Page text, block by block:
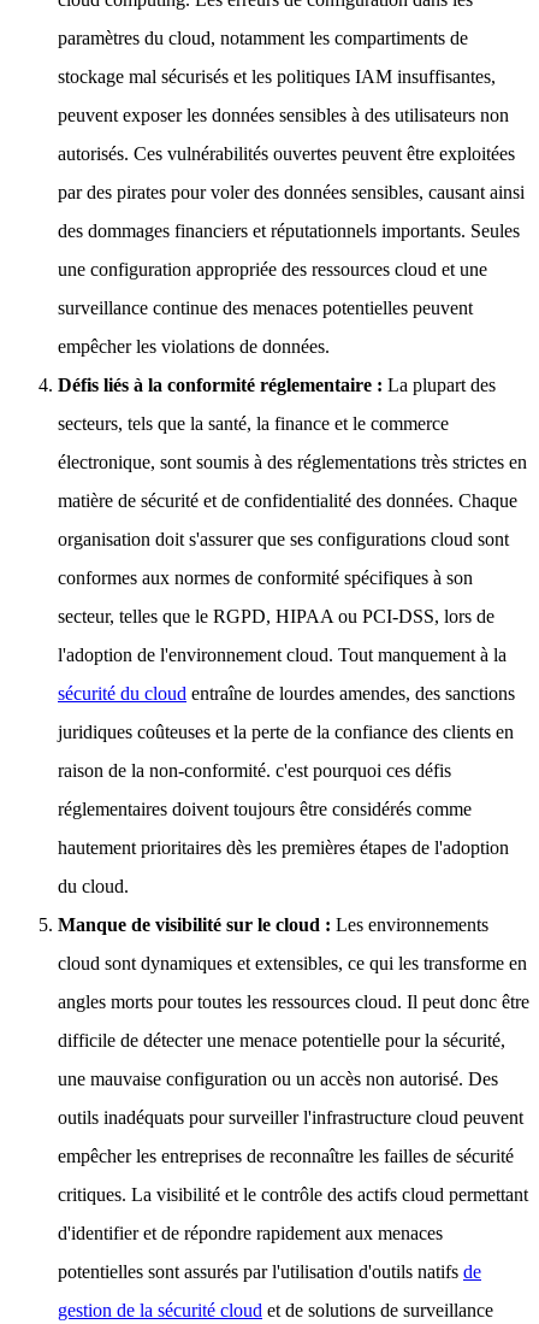
paramètres du cloud, notamment les compartiments de
stockage mal sécurisés et les politiques IAM insuffisantes,
peuvent exposer les données sensibles à des utilisateurs non
autorisés. Ces vulnérabilités ouvertes peuvent être exploitées
par des pirates pour voler des données sensibles, causant ainsi
des dommages financiers et réputationnels importants. Seules
une configuration appropriée des ressources cloud et une
surveillance continue des menaces potentielles peuvent
empêcher les violations de données.
Défis liés à la conformité réglementaire : La plupart des
secteurs, tels que la santé, la finance et le commerce
électronique, sont soumis à des réglementations très strictes en
matière de sécurité et de confidentialité des données. Chaque
organisation doit s'assurer que ses configurations cloud sont
conformes aux normes de conformité spécifiques à son
secteur, telles que le RGPD, HIPAA ou PCI-DSS, lors de
l'adoption de l'environnement cloud. Tout manquement à la
sécurité du cloud entraîne de lourdes amendes, des sanctions
juridiques coûteuses et la perte de la confiance des clients en
raison de la non-conformité. c'est pourquoi ces défis
réglementaires doivent toujours être considérés comme
hautement prioritaires dès les premières étapes de l'adoption
du cloud.
Manque de visibilité sur le cloud : Les environnements
cloud sont dynamiques et extensibles, ce qui les transforme en
angles morts pour toutes les ressources cloud. Il peut donc être
difficile de détecter une menace potentielle pour la sécurité,
une mauvaise configuration ou un accès non autorisé. Des
outils inadéquats pour surveiller l'infrastructure cloud peuvent
empêcher les entreprises de reconnaître les failles de sécurité
critiques. La visibilité et le contrôle des actifs cloud permettant
d'identifier et de répondre rapidement aux menaces
potentielles sont assurés par l'utilisation d'outils natifs de
gestion de la sécurité cloud et de solutions de surveillance